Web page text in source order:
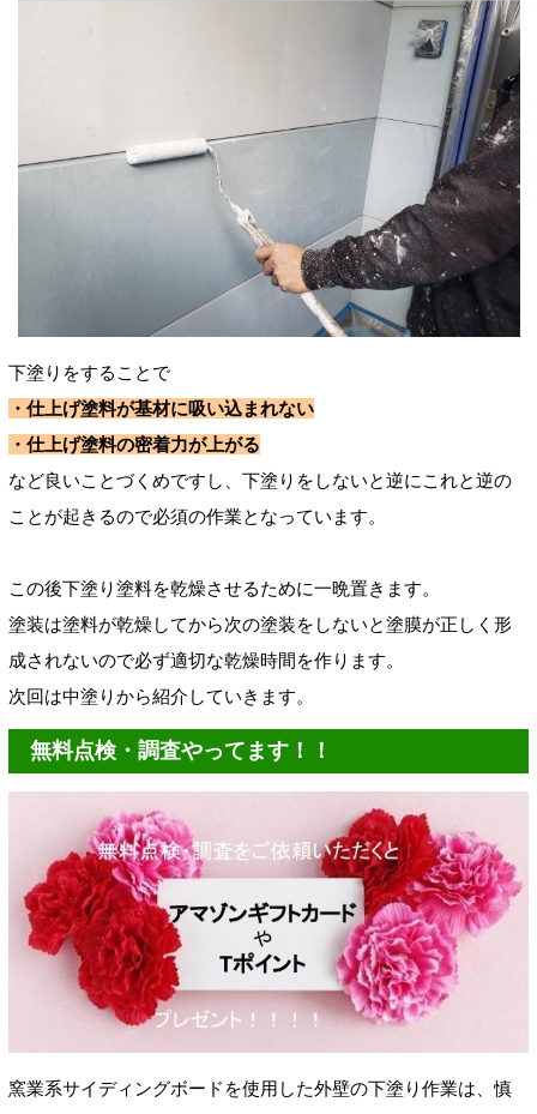
下塗りをすることで
・仕上げ塗料が基材に吸い込まれない
・仕上げ塗料の密着力が上がる
など良いことづくめですし、下塗りをしないと逆にこれと逆の
ことが起きるので必須の作業となっています。
この後下塗り塗料を乾燥させるために一晩置きます。
塗装は塗料が乾燥してから次の塗装をしないと塗膜が正しく形
成されないので必ず適切な乾燥時間を作ります。
次回は中塗りから紹介していきます。
無料点検・調査やってます！！
窯業系サイディングボードを使用した外壁の下塗り作業は、慎